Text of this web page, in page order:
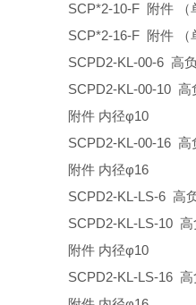
SCP*2-10-F 附件 （
SCP*2-16-F 附件 （
SCPD2-KL-00-6 高
SCPD2-KL-00-10
附件 内径φ10
SCPD2-KL-00-16
附件 内径φ16
SCPD2-KL-LS-6 高
SCPD2-KL-LS-10
附件 内径φ10
SCPD2-KL-LS-16